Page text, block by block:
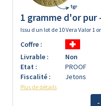
1 gramme d'or pur
Issu d un lot de 10 Vera Valor 1
Coffre :
Livrable :
Non
Etat :
PROOF
Fiscalité :
Jetons
Plus de détails
-